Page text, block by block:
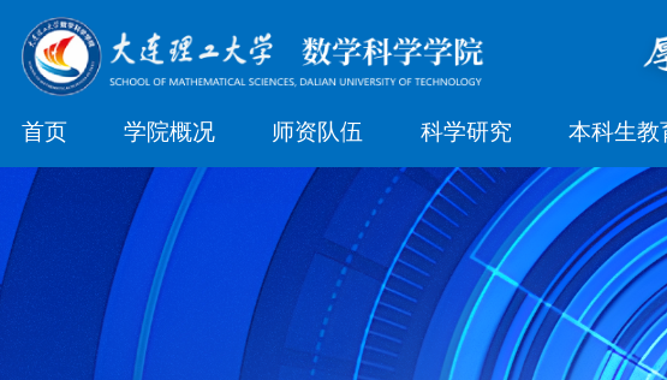
首页 学院概况 师资队伍 科学研究 本科生教